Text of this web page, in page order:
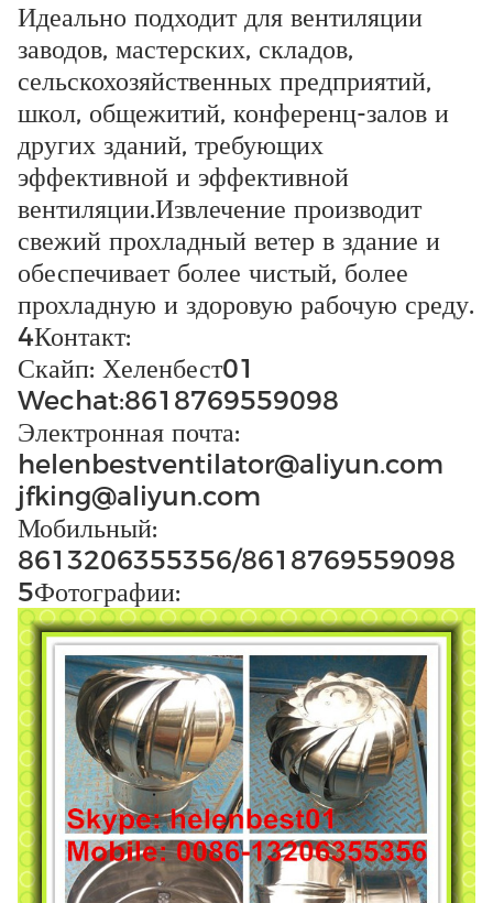
Идеально подходит для вентиляции
заводов, мастерских, складов,
сельскохозяйственных предприятий,
школ, общежитий, конференц-залов и
других зданий, требующих
эффективной и эффективной
вентиляции.Извлечение производит
свежий прохладный ветер в здание и
обеспечивает более чистый, более
прохладную и здоровую рабочую среду.
4Контакт:
Скайп: Хеленбест01
Wechat:8618769559098
Электронная почта:
helenbestventilator@aliyun.com
jfking@aliyun.com
Мобильный:
8613206355356/8618769559098
5Фотографии: